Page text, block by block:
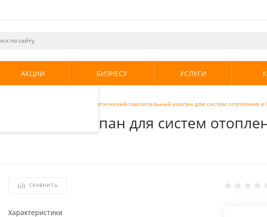
и
использования.
.
АКЦИИ БИЗНЕСУ УСЛУГИ
Stout Термостатический смесительный клапан для систем отопления
клапан для систем
СРАВНИТЬ
Характеристики